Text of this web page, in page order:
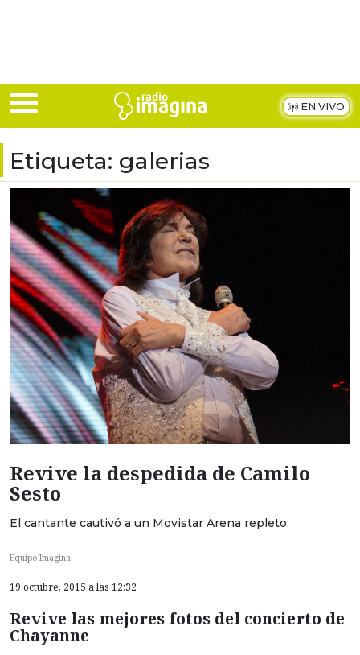
EN VIVO
Etiqueta: galerias
Revive la despedida de Camilo
Sesto
El cantante cautivó a un Movistar Arena repleto.
Equipo Imagina
19 octubre, 2015 a las 12:32
Revive las mejores fotos del concierto de
Chayanne